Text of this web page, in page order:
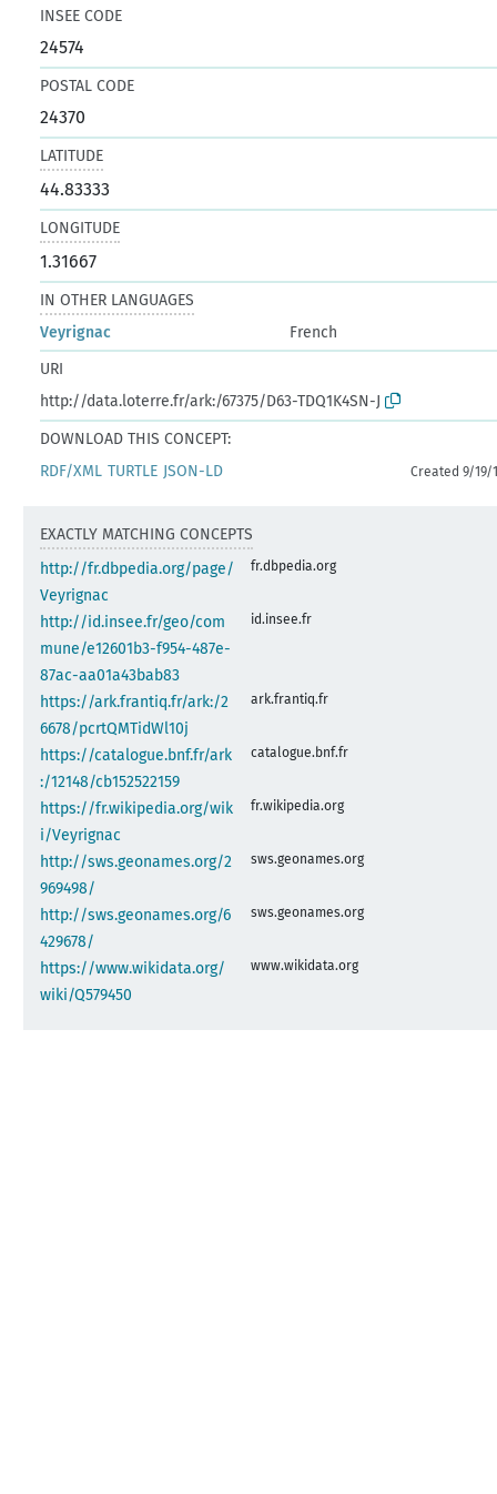
INSEE CODE
24574
POSTAL CODE
24370
LATITUDE
44.83333
LONGITUDE
1.31667
IN OTHER LANGUAGES
Veyrignac
French
URI
http://data.loterre.fr/ark:/67375/D63-TDQ1K4SN-J
DOWNLOAD THIS CONCEPT:
RDF/XML TURTLE JSON-LD Created 9/19/
EXACTLY MATCHING CONCEPTS
http://fr.dbpedia.org/page/
Veyrignac
fr.dbpedia.org
http://id.insee.fr/geo/com
mune/e12601b3-f954-487e-
87ac-aa01a43bab83
id.insee.fr
https://ark.frantiq.fr/ark:/2
6678/pcrtQMTidWl10j
ark.frantiq.fr
https://catalogue.bnf.fr/ark
:/12148/cb152522159
catalogue.bnf.fr
https://fr.wikipedia.org/wik
i/Veyrignac
fr.wikipedia.org
http://sws.geonames.org/2
969498/
sws.geonames.org
http://sws.geonames.org/6
429678/
sws.geonames.org
https://www.wikidata.org/
wiki/Q579450
www.wikidata.org